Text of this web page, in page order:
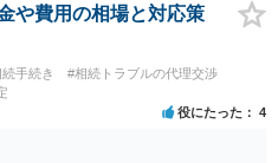
たら良いと思います。
や費用の相場と対応策
手続き
#相続トラブルの代理交渉
役にたった 4